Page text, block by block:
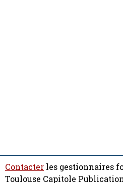
Contacter les gestionnaires
Toulouse Capitole